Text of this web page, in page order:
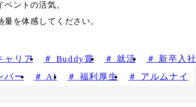
ントの活気。
を体感してください。
ャリア Buddy賞 就活
新卒入社
バー AI 福利厚生
アルムナイ